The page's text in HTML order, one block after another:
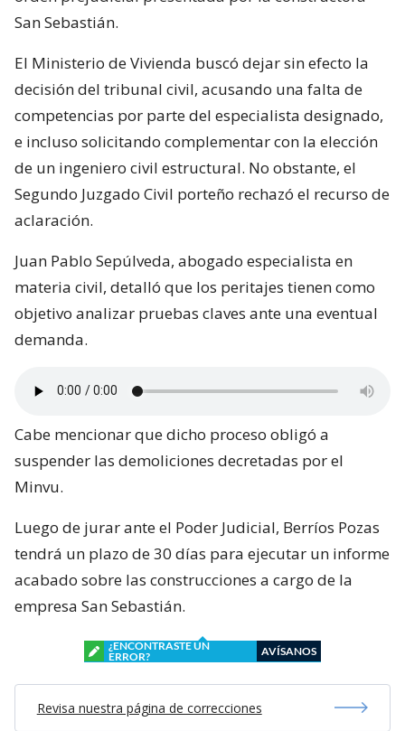
San Sebastián.
El Ministerio de Vivienda buscó dejar sin efecto la
decisión del tribunal civil, acusando una falta de
competencias por parte del especialista designado,
e incluso solicitando complementar con la elección
de un ingeniero civil estructural. No obstante, el
Segundo Juzgado Civil porteño rechazó el recurso de
aclaración.
Juan Pablo Sepúlveda, abogado especialista en
materia civil, detalló que los peritajes tienen como
objetivo analizar pruebas claves ante una eventual
demanda.
Cabe mencionar que dicho proceso obligó a
suspender las demoliciones decretadas por el
Minvu.
Luego de jurar ante el Poder Judicial, Berríos Pozas
tendrá un plazo de 30 días para ejecutar un informe
acabado sobre las construcciones a cargo de la
empresa San Sebastián.
¿ENCONTRASTE UN
ERROR?
AVÍSANOS
Revisa nuestra página de correcciones